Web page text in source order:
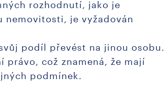
rozhodnutí, jako je
nemovitosti, je vyžadován
podíl převést na jinou osobu.
což znamená, že mají
podmínek.